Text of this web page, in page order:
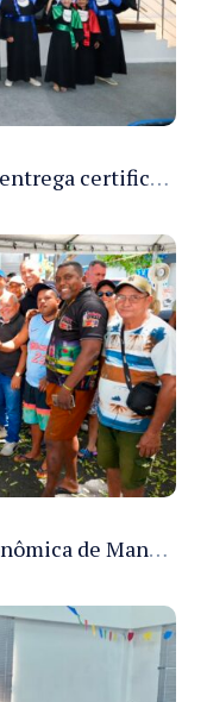
Programa Bolsa Universidade entrega certificados a formandos em Manaus na sede do Executivo municipal
Prefeitura anuncia Rua Gastronômica de Manaus e garante alternativas para 54 ambulantes cadastrados